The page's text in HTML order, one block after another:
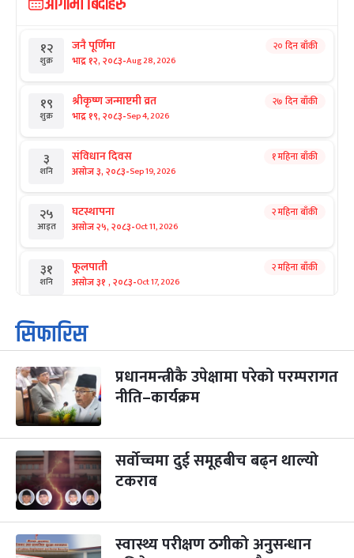
१२
शुक्र
जनै पूर्णिमा
भाद्र १२, २०८३-Aug 28, 2026
२० दिन बाँकी
१९
शुक्र
श्रीकृष्ण जन्माष्टमी व्रत
भाद्र १९, २०८३-Sep 4, 2026
२७ दिन बाँकी
३
शनि
संविधान दिवस
असोज ३, २०८३-Sep 19, 2026
१ महिना बाँकी
२५
आइत
घटस्थापना
असोज २५, २०८३-Oct 11, 2026
२ महिना बाँकी
३१
शनि
फूलपाती
असोज ३१ , २०८३-Oct 17, 2026
२ महिना बाँकी
१
आइत
कार्तिक सङ्क्रान्ति
कार्तिक १, २०८३
३
मंगल
महानवमी
कार्तिक ३, २०८३-Oct 20, 2026
२ महिना बाँकी
४
बुध कार्तिक ४, २०८३ -Oct 21, 2026
५
बिहि
पापा‌ङ्कुशा एकादशी व्रत
कार्तिक ५, २०८३
२२ कुकुर तिहार ३ महिना बाँकी
सिफारिस
प्रधानमन्त्रीकै उपेक्षामा परेको परम्परागत
नीति–कार्यक्रम
सर्वोच्चमा दुई समूहबीच बढ्न थाल्यो
टकराव
स्वास्थ्य परीक्षण ठगीको अनुसन्धान